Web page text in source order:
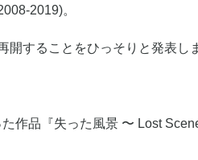
2019)。
することをひっそりと発表し
作品『失った風景 〜 Lost